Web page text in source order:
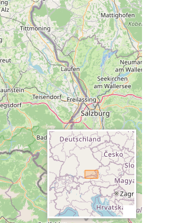
den idealen Aufenthaltsort, um
und Salzburg (70 km) sind auch
Chiemgauer Alpen locken mit